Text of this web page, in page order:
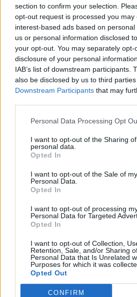
section to confirm your selection.
opt-out request is processed you may
interest-based ads based on
us or personal information disclosed
your opt-out. You may separately
disclosure of your personal
IAB’s list of downstream participants.
also be disclosed by us to third
Downstream Participants that may
Personal Data Processing Opt
I want to opt-out of the Sharing
personal data.
Opted In
I want to opt-out of the Sale of my
Personal Data.
Opted In
I want to opt-out of processing
Personal Data for Targeted
Opted In
I want to opt-out of Collection,
Retention, Sale, and/or Sharing
Personal Data that Is Unrelated
Purposes for which it was
Opted Out
CONFIRM